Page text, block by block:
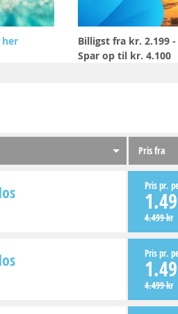
her
Billigst fra kr. 2.199 -
Spar op til kr. 4.100
Pris fra
Pris pr.
4.499 kr
Pris pr.
4.499 kr